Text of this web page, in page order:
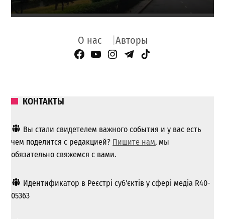
О нас Авторы
Facebook Page
YouTube
Instagram
Telegram
TikTok
КОНТАКТЫ
Вы стали свидетелем важного события и у вас есть
чем поделится с редакцией? Пишите нам, мы
обязательно свяжемся с вами.
Идентификатор в Реєстрі суб'єктів у сфері медіа R40-
05363